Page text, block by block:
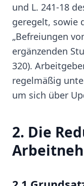
und L. 241-18
geregelt, sowie
„Befreiungen
ergänzenden
320).
regelmäßig
um sich über
2. Die